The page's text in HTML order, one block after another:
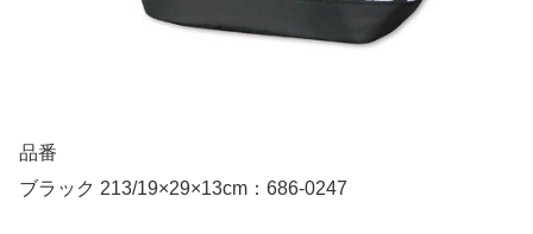
品番
ブラック 213/19×29×13cm：686-0247